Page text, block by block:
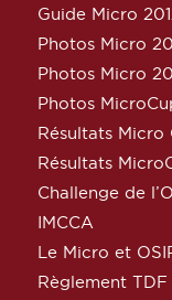
Guide Micro
Photos Micro
Photos Micro
Photos
Résultats Micro
Résultats
Challenge de
IMCCA
Le Micro et
Règlement TDF